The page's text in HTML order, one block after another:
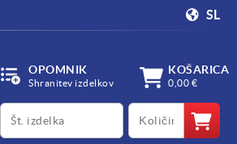
SL
OPOMNIK
Shranitev izdelkov
KOŠARICA
0,00 €
productCode qty